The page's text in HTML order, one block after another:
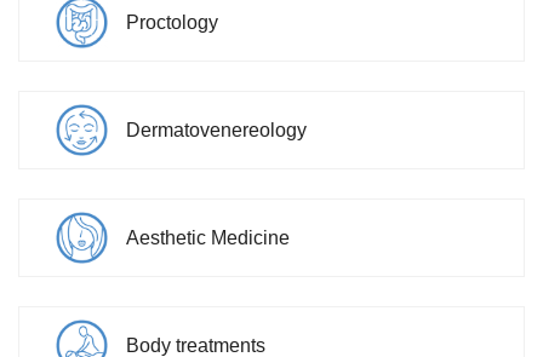
Proctology
Dermatovenereology
Aesthetic Medicine
Body treatments